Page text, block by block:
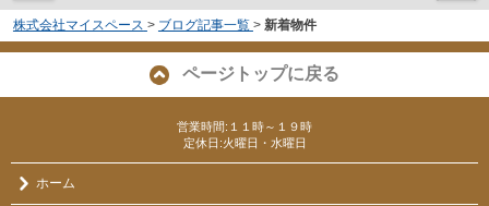
株式会社マイスペース > ブログ記事一覧 > 新着物件
ページトップに戻る
営業時間:１１時～１９時
定休日:火曜日・水曜日
ホーム